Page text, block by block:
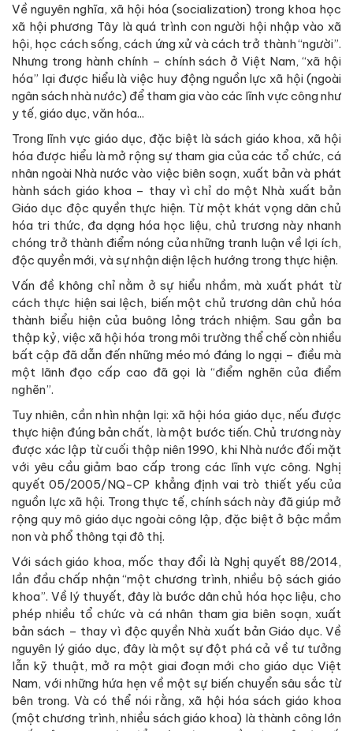
Về nguyên nghĩa, xã hội hóa (socialization) trong khoa học
xã hội phương Tây là quá trình con người hội nhập vào xã
hội, học cách sống, cách ứng xử và cách trở thành “người”.
Nhưng trong hành chính – chính sách ở Việt Nam, “xã hội
hóa” lại được hiểu là việc huy động nguồn lực xã hội (ngoài
ngân sách nhà nước) để tham gia vào các lĩnh vực công như
y tế, giáo dục, văn hóa...
Trong lĩnh vực giáo dục, đặc biệt là sách giáo khoa, xã hội
hóa được hiểu là mở rộng sự tham gia của các tổ chức, cá
nhân ngoài Nhà nước vào việc biên soạn, xuất bản và phát
hành sách giáo khoa – thay vì chỉ do một Nhà xuất bản
Giáo dục độc quyền thực hiện. Từ một khát vọng dân chủ
hóa tri thức, đa dạng hóa học liệu, chủ trương này nhanh
chóng trở thành điểm nóng của những tranh luận về lợi ích,
độc quyền mới, và sự nhận diện lệch hướng trong thực hiện.
Vấn đề không chỉ nằm ở sự hiểu nhầm, mà xuất phát từ
cách thực hiện sai lệch, biến một chủ trương dân chủ hóa
thành biểu hiện của buông lỏng trách nhiệm. Sau gần ba
thập kỷ, việc xã hội hóa trong môi trường thể chế còn nhiều
bất cập đã dẫn đến những méo mó đáng lo ngại – điều mà
một lãnh đạo cấp cao đã gọi là “điểm nghẽn của điểm
nghẽn”.
Tuy nhiên, cần nhìn nhận lại: xã hội hóa giáo dục, nếu được
thực hiện đúng bản chất, là một bước tiến. Chủ trương này
được xác lập từ cuối thập niên 1990, khi Nhà nước đối mặt
với yêu cầu giảm bao cấp trong các lĩnh vực công. Nghị
quyết 05/2005/NQ-CP khẳng định vai trò thiết yếu của
nguồn lực xã hội. Trong thực tế, chính sách này đã giúp mở
rộng quy mô giáo dục ngoài công lập, đặc biệt ở bậc mầm
non và phổ thông tại đô thị.
Với sách giáo khoa, mốc thay đổi là Nghị quyết 88/2014,
lần đầu chấp nhận “một chương trình, nhiều bộ sách giáo
khoa”. Về lý thuyết, đây là bước dân chủ hóa học liệu, cho
phép nhiều tổ chức và cá nhân tham gia biên soạn, xuất
bản sách – thay vì độc quyền Nhà xuất bản Giáo dục. Về
nguyên lý giáo dục, đây là một sự đột phá cả về tư tưởng
lẫn kỹ thuật, mở ra một giai đoạn mới cho giáo dục Việt
Nam, với những hứa hẹn về một sự biến chuyển sâu sắc từ
bên trong. Và có thể nói rằng, xã hội hóa sách giáo khoa
(một chương trình, nhiều sách giáo khoa) là thành công lớn